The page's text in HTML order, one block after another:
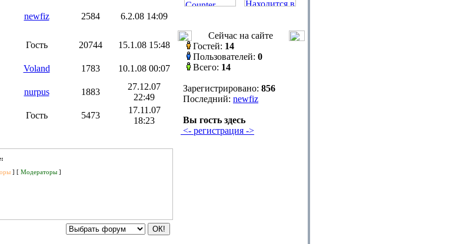
newfiz 2584 6.2.08 14:09
Гость 20744
15.1.08 15:48
Voland 1783
10.1.08 00:07
nurpus 1883
27.12.07
22:49
Гость 5473
17.11.07
18:23
] [ Модераторы ]
Сейчас на сайте
Гостей: 14
Пользователей: 0
Всего: 14
Зарегистрировано: 856
Последний: newfiz
Вы гость здесь
<- регистрация ->